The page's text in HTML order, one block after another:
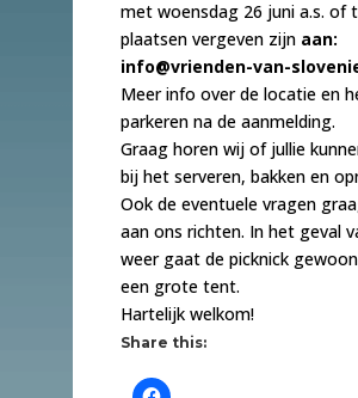
met woensdag 26 juni a.s. of
plaatsen vergeven zijn aan:
info@vrienden-van-
Meer info over de locatie en
parkeren na de aanmelding.
Graag horen wij of jullie
bij het serveren, bakken en
Ook de eventuele vragen
aan ons richten. In het geval
weer gaat de picknick
een grote tent.
Hartelijk welkom!
Share this: